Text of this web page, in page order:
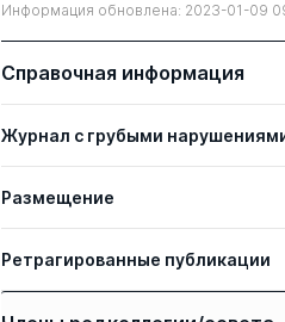
Информация обновлена: 2023-01-09
Справочная информация
Журнал с грубыми
Размещение
Ретрагированные публикации